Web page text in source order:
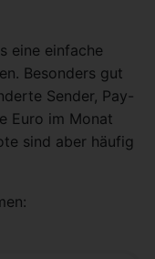
eine einfache
Besonders gut
Sender, Pay-
Euro im Monat
sind aber häufig